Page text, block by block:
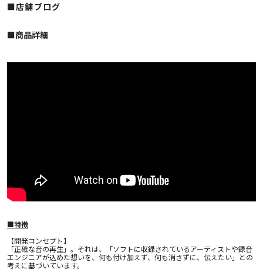
■店舗ブログ
■︎商品詳細
■特徴
【開発コンセプト】
「正確な音の再生」。それは、「ソフトに収録されているアーティストや録音
エンジニアが込めた想いを、何も付け加えず、何も消さずに、伝えたい」との
考えに基づいています。